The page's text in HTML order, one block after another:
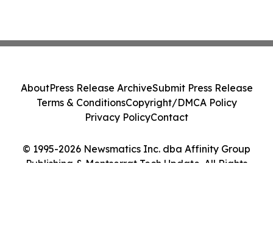
© 1995-2026 Newsmatics Inc. dba Affinity Group
Publishing & Montserrat Tech Update. All Rights
AboutPress Release ArchiveSubmit Press Release
Terms & ConditionsCopyright/DMCA Policy
Privacy PolicyContact